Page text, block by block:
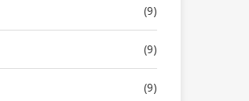
(9)
(9)
(9)